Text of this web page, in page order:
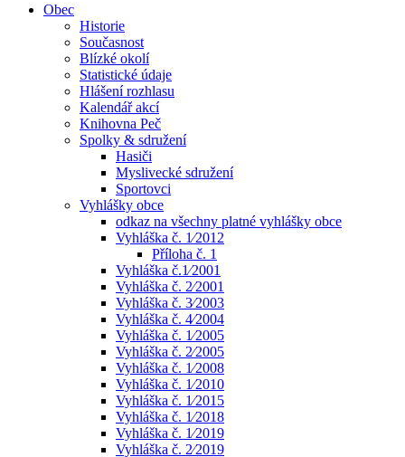
Obec
Historie
Současnost
Blízké okolí
Statistické údaje
Hlášení rozhlasu
Kalendář akcí
Knihovna Peč
Spolky & sdružení
Hasiči
Myslivecké sdružení
Sportovci
Vyhlášky obce
odkaz na všechny platné vyhlášky obce
Vyhláška č. 1⁄2012
Příloha č. 1
Vyhláška č.1⁄2001
Vyhláška č. 2⁄2001
Vyhláška č. 3⁄2003
Vyhláška č. 4⁄2004
Vyhláška č. 1⁄2005
Vyhláška č. 2⁄2005
Vyhláška č. 1⁄2008
Vyhláška č. 1⁄2010
Vyhláška č. 1⁄2015
Vyhláška č. 1⁄2018
Vyhláška č. 1⁄2019
Vyhláška č. 2⁄2019